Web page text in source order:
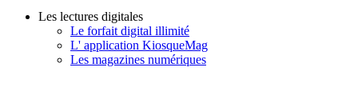
Les lectures digitales
Le forfait digital illimité
L' application KiosqueMag
Les magazines numériques